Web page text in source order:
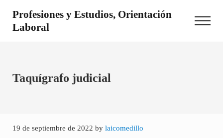
Profesiones y Estudios, Orientación
Laboral
Menu
Taquígrafo judicial
19 de septiembre de 2022 by laicomedillo